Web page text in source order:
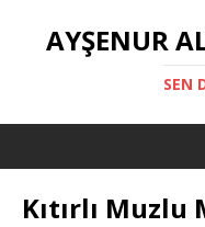
AYŞENUR
SEN
Kıtırlı Muzlu